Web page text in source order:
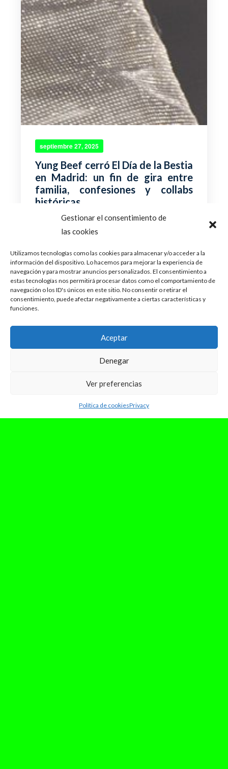
Gestionar el consentimiento de
las cookies
Utilizamos tecnologías como las cookies para almacenar y/o acceder a la
información del dispositivo. Lo hacemos para mejorar la experiencia de
navegación y para mostrar anuncios personalizados. El consentimiento a
estas tecnologías nos permitirá procesar datos como el comportamiento de
navegación o los ID's únicos en este sitio. No consentir o retirar el
consentimiento, puede afectar negativamente a ciertas características y
funciones.
Aceptar
Denegar
Ver preferencias
Política de cookiesPrivacy
septiembre 27, 2025
Yung Beef cerró El Día de la Bestia
en Madrid: un fin de gira entre
familia, confesiones y collabs
históricas
escenario final de El Día de la Bestia, la gira con
Leer Más